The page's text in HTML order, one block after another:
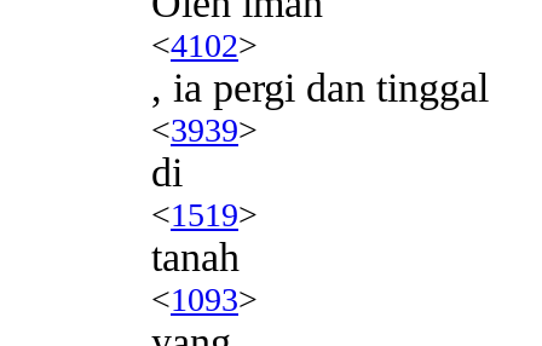
<4102>
, ia pergi dan tinggal
<3939>
di
<1519>
tanah
<1093>